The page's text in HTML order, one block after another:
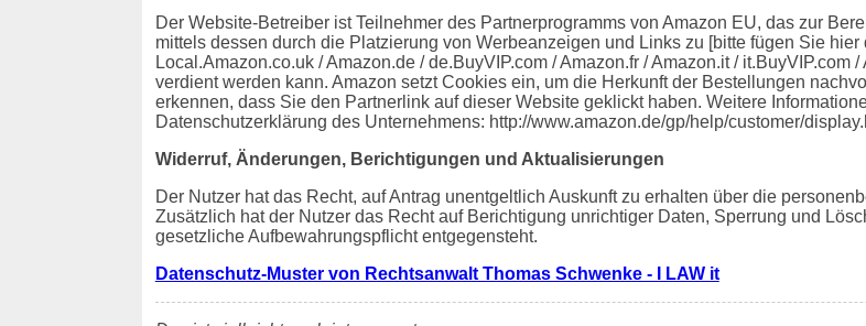
Der Website-Betreiber ist Teilnehmer des Partnerprogramms von Amazon EU, das zur
mittels dessen durch die Platzierung von Werbeanzeigen und Links zu [bitte fügen Sie
Local.Amazon.co.uk / Amazon.de / de.BuyVIP.com / Amazon.fr / Amazon.it / it.BuyVIP.com
verdient werden kann. Amazon setzt Cookies ein, um die Herkunft der Bestellungen
erkennen, dass Sie den Partnerlink auf dieser Website geklickt haben. Weitere
Datenschutzerklärung des Unternehmens: http://www.amazon.de/gp/help/customer/
Widerruf, Änderungen, Berichtigungen und Aktualisierungen
Der Nutzer hat das Recht, auf Antrag unentgeltlich Auskunft zu erhalten über die
Zusätzlich hat der Nutzer das Recht auf Berichtigung unrichtiger Daten, Sperrung und
gesetzliche Aufbewahrungspflicht entgegensteht.
Datenschutz-Muster von Rechtsanwalt Thomas Schwenke - I LAW it